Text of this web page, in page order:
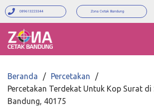
089613223344 Zona Cetak Bandung
Beranda
Percetakan
Percetakan Terdekat Untuk Kop Surat
Bandung, 40175